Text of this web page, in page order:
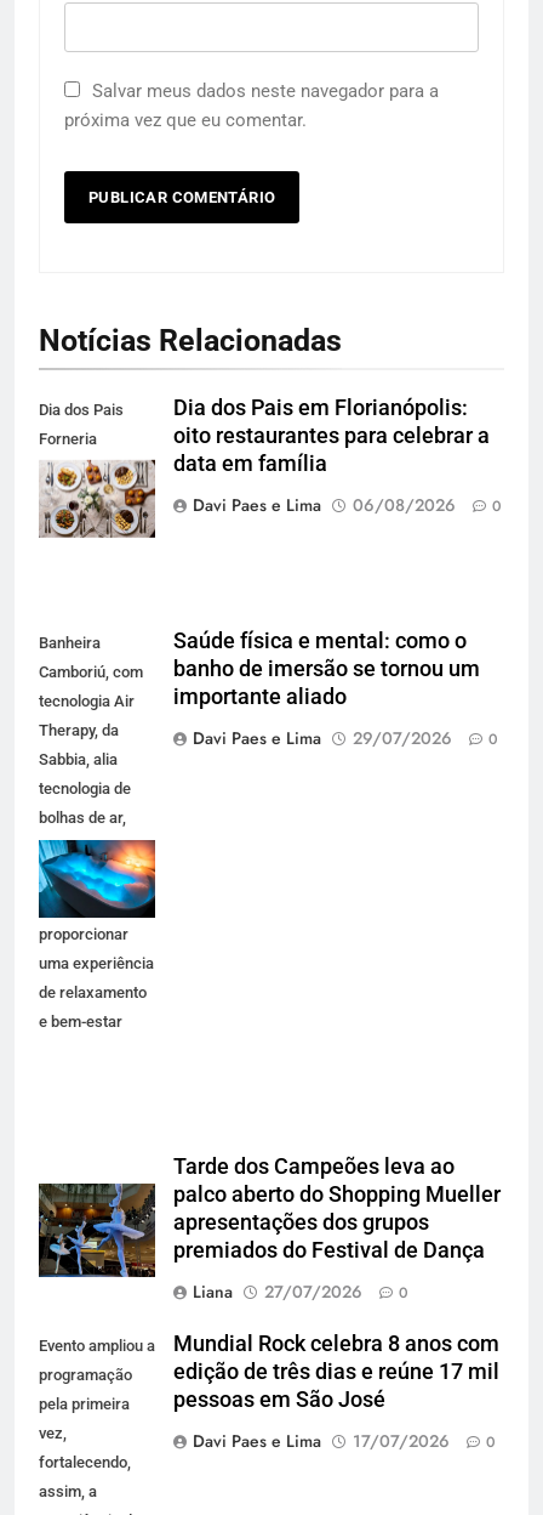
Salvar meus dados neste navegador para a
próxima vez que eu comentar.
Notícias Relacionadas
Dia dos Pais
Forneria
Carbone. Foto
Agência Blend
Dia dos Pais em Florianópolis:
oito restaurantes para celebrar a
data em família
Davi Paes e Lima
06/08/2026 0
Banheira
Camboriú, com
tecnologia Air
Therapy, da
Sabbia, alia
tecnologia de
bolhas de ar,
iluminação em
LED e design
premium para
proporcionar
uma experiência
de relaxamento
e bem-estar
Saúde física e mental: como o
banho de imersão se tornou um
importante aliado
Davi Paes e Lima
29/07/2026 0
Tarde dos Campeões leva ao
palco aberto do Shopping Mueller
apresentações dos grupos
premiados do Festival de Dança
Liana
27/07/2026 0
Evento ampliou a
programação
pela primeira
vez,
fortalecendo,
assim, a
Mundial Rock celebra 8 anos com
edição de três dias e reúne 17 mil
pessoas em São José
Davi Paes e Lima
17/07/2026 0